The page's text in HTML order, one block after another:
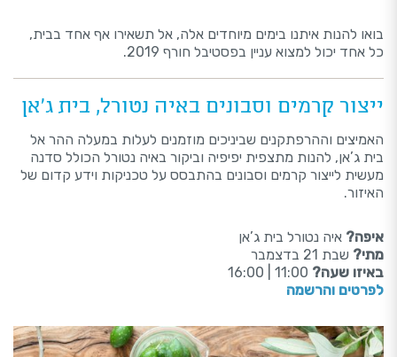
בואו להנות איתנו בימים מיוחדים אלה, אל תשאירו אף אחד בבית,
כל אחד יכול למצוא עניין בפסטיבל חורף 2019.
ייצור קרמים וסבונים באיה נטורל, בית ג'אן
האמיצים וההרפתקנים שביניכים מוזמנים לעלות במעלה ההר אל
בית ג’אן, להנות מתצפית יפיפיה וביקור באיה נטורל הכולל סדנה
מעשית לייצור קרמים וסבונים בהתבסס על טכניקות וידע קדום של
האיזור.
איפה? איה נטורל בית ג’אן
מתי? שבת 21 בדצמבר
באיזו שעה?
לפרטים והרשמה